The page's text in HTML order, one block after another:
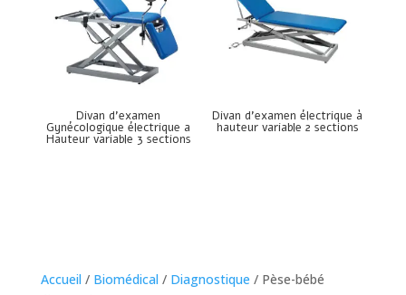
Divan d’examen
Gynécologique électrique a
Hauteur variable 3 sections
Divan d’examen électrique à
hauteur variable 2 sections
Accueil / Biomédical / Diagnostique / Pèse-bébé